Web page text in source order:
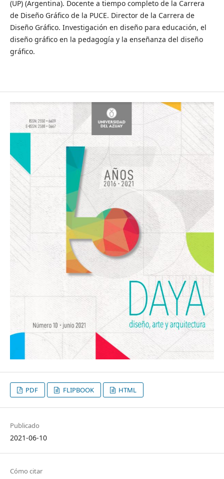
(UP) (Argentina). Docente a tiempo completo de la Carrera
de Diseño Gráfico de la PUCE. Director de la Carrera de
Diseño Gráfico. Investigación en diseño para educación, el
diseño gráfico en la pedagogía y la enseñanza del diseño
gráfico.
PDF FLIPBOOK HTML
Publicado
2021-06-10
Cómo citar